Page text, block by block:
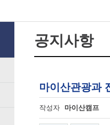
공지사항
마이산관광과
작성자 마이산캠프